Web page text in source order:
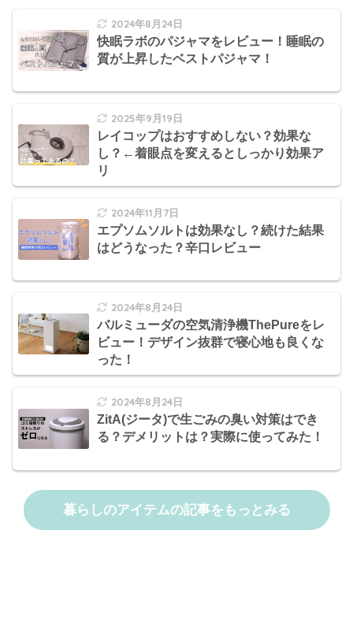
2024年8月24日
快眠ラボのパジャマをレビュー！睡眠の
質が上昇したベストパジャマ！
2025年9月19日
レイコップはおすすめしない？効果な
し？←着眼点を変えるとしっかり効果ア
リ
2024年11月7日
エプソムソルトは効果なし？続けた結果
はどうなった？辛口レビュー
2024年8月24日
バルミューダの空気清浄機ThePureをレ
ビュー！デザイン抜群で寝心地も良くな
った！
2024年8月24日
ZitA(ジータ)で生ごみの臭い対策はでき
る？デメリットは？実際に使ってみた！
暮らしのアイテムの記事をもっとみる